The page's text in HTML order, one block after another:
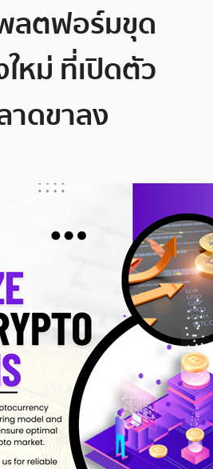
ลตฟอร์มขุด
หม่ ที่เปิดตัว
ดขาลง